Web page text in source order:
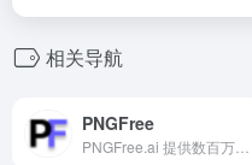
相关导航
PNGFree